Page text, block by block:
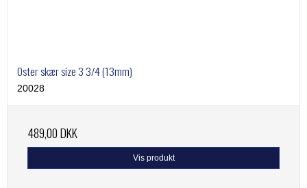
Oster skær size 3 3/4 (13mm)
20028
489,00 DKK
Vis produkt